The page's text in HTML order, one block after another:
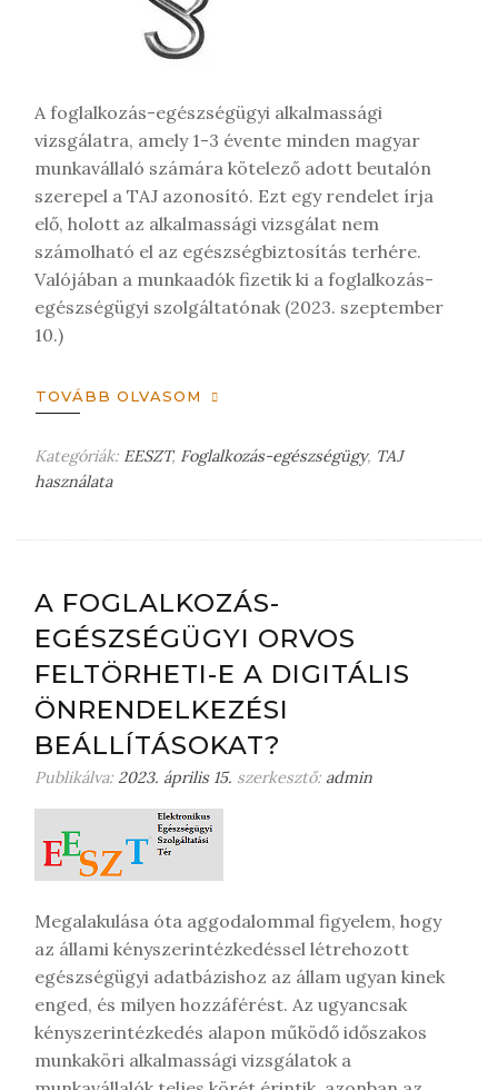
A foglalkozás-egészségügyi alkalmassági
vizsgálatra, amely 1-3 évente minden magyar
munkavállaló számára kötelező adott beutalón
szerepel a TAJ azonosító. Ezt egy rendelet írja
elő, holott az alkalmassági vizsgálat nem
számolható el az egészségbiztosítás terhére.
Valójában a munkaadók fizetik ki a foglalkozás-
egészségügyi szolgáltatónak (2023. szeptember
10.)
TOVÁBB OLVASOM
Kategóriák: EESZT, Foglalkozás-egészségügy, TAJ
használata
o
n
e
g
j
g
y
z
é
t
A FOGLALKOZÁS-
EGÉSZSÉGÜGYI ORVOS
FELTÖRHETI-E A DIGITÁLIS
ÖNRENDELKEZÉSI
BEÁLLÍTÁSOKAT?
Publikálva: 2023. április 15. szerkesztő: admin
Megalakulása óta aggodalommal figyelem, hogy
az állami kényszerintézkedéssel létrehozott
egészségügyi adatbázishoz az állam ugyan kinek
enged, és milyen hozzáférést. Az ugyancsak
kényszerintézkedés alapon működő időszakos
munkaköri alkalmassági vizsgálatok a